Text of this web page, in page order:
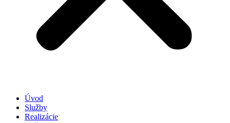
Úvod
Služby
Realizácie